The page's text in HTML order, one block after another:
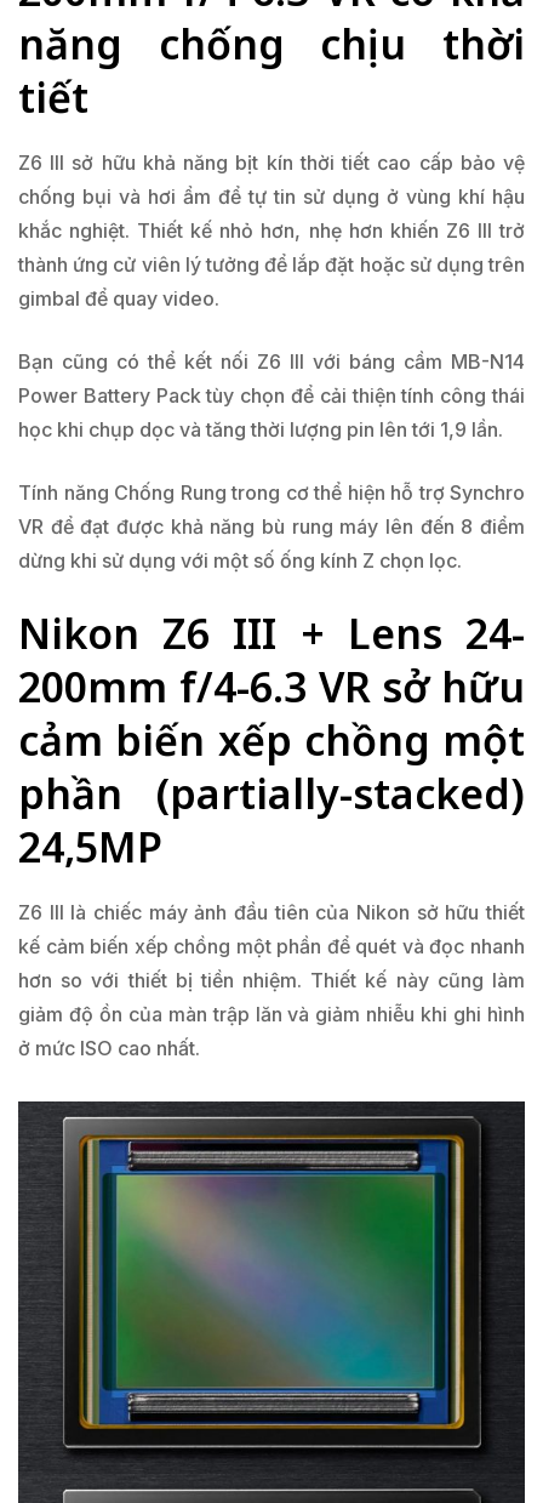
năng chống chịu thời
tiết
Z6 III sở hữu khả năng bịt kín thời tiết cao cấp bảo vệ
chống bụi và hơi ẩm để tự tin sử dụng ở vùng khí hậu
khắc nghiệt. Thiết kế nhỏ hơn, nhẹ hơn khiến Z6 III trở
thành ứng cử viên lý tưởng để lắp đặt hoặc sử dụng trên
gimbal để quay video.
Bạn cũng có thể kết nối Z6 III với báng cầm MB-N14
Power Battery Pack tùy chọn để cải thiện tính công thái
học khi chụp dọc và tăng thời lượng pin lên tới 1,9 lần.
Tính năng Chống Rung trong cơ thể hiện hỗ trợ Synchro
VR để đạt được khả năng bù rung máy lên đến 8 điểm
dừng khi sử dụng với một số ống kính Z chọn lọc.
Nikon Z6 III + Lens 24-
200mm f/4-6.3 VR sở hữu
cảm biến xếp chồng một
phần (partially-stacked)
24,5MP
Z6 III là chiếc máy ảnh đầu tiên của Nikon sở hữu thiết
kế cảm biến xếp chồng một phần để quét và đọc nhanh
hơn so với thiết bị tiền nhiệm. Thiết kế này cũng làm
giảm độ ồn của màn trập lăn và giảm nhiễu khi ghi hình
ở mức ISO cao nhất.